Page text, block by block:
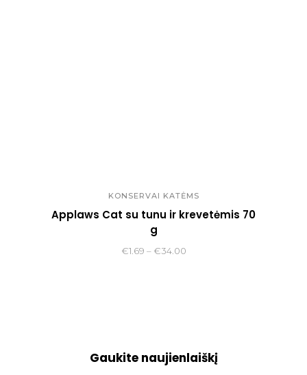
KONSERVAI KATĖMS
Applaws Cat su tunu ir krevetėmis 70
g
€1.69 – €34.00Price
Gaukite naujienlaiškį